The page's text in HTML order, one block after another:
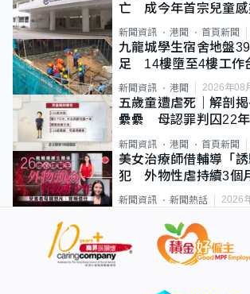
亡 成今年首宗兒童感
新聞資訊 港聞 首頁新聞
九龍城學生宿舍地盤
足 14樓墮至4樓工作
新聞資訊 港聞 2026年08
五歲童遭虐死｜解剖
纍纍 母認罪判囚22
類案最惡劣
新聞資訊 港聞 首頁新聞
美女治療師借輔導「
犯 外物性虐持續3個
要保護其他人
新聞資訊 新聞熱話 2026